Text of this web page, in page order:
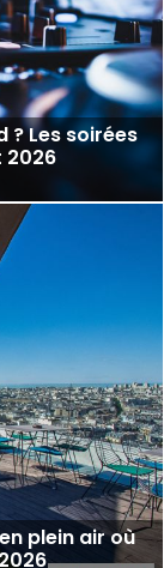
? Les soirées
2026
plein air où